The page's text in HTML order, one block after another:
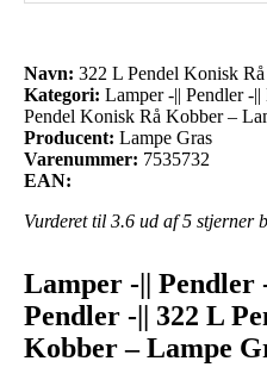
Navn: 322 L Pendel Konisk
Kategori: Lamper -|| Pendler -
Pendel Konisk Rå Kobber –
Producent: Lampe Gras
Varenummer: 7535732
EAN:
Vurderet til 3.6 ud af 5 stjerner
Lamper -|| Pendler
Pendler -|| 322 L
Kobber – Lampe